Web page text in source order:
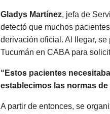
Gladys Martínez, jefa de
detectó que muchos
derivación oficial. Al llegar,
Tucumán en CABA para
“Estos pacientes
establecimos las normas
A partir de entonces, se